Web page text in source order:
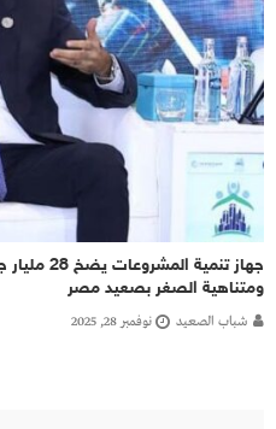
جهاز
ومتناهية الصغر بصعيد مصر
شباب الصعيد نوفمبر 28, 2025